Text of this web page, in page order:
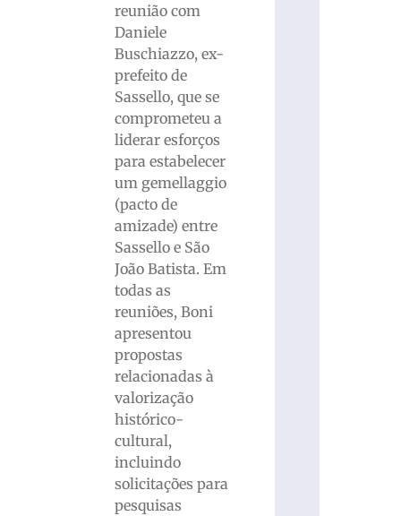
reunião com
Daniele
Buschiazzo, ex-
prefeito de
Sassello, que se
comprometeu a
liderar esforços
para estabelecer
um gemellaggio
(pacto de
amizade) entre
Sassello e São
João Batista. Em
todas as
reuniões, Boni
apresentou
propostas
relacionadas à
valorização
histórico-
cultural,
incluindo
solicitações para
pesquisas